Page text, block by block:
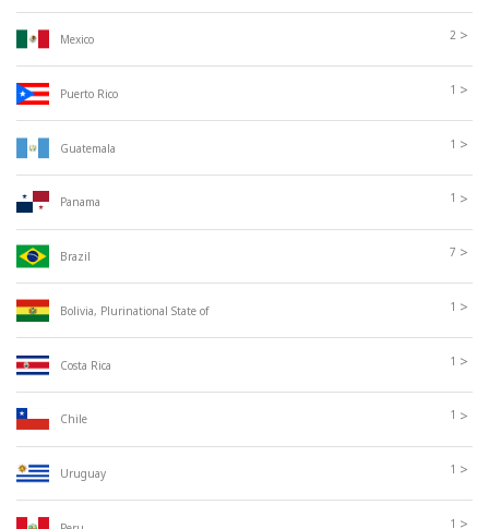
Mexico 2 >
Puerto Rico 1 >
Guatemala 1 >
Panama 1 >
Brazil 7 >
Bolivia, Plurinational State of 1 >
Costa Rica 1 >
Chile 1 >
Uruguay 1 >
1 >